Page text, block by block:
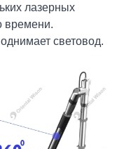
лазерных
времени.
световод.